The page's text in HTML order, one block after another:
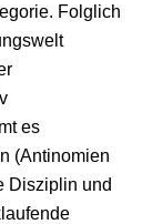
Folglich
es
(Antinomien
Disziplin und